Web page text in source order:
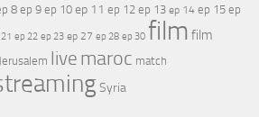
8 ep 9 ep 10 ep 11 ep 12 ep 13 ep 14 ep 15 ep
ep 22 ep 23 ep 27 ep 28 ep 30 film film
Jerusalem live maroc match
Syria